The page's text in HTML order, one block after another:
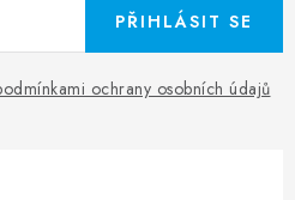
ochrany osobních údajů
PŘIHLÁSIT SE